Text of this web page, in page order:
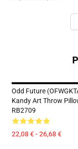
Odd Future
Kandy Art Throw
RB2709
22,08 € - 26,68 €